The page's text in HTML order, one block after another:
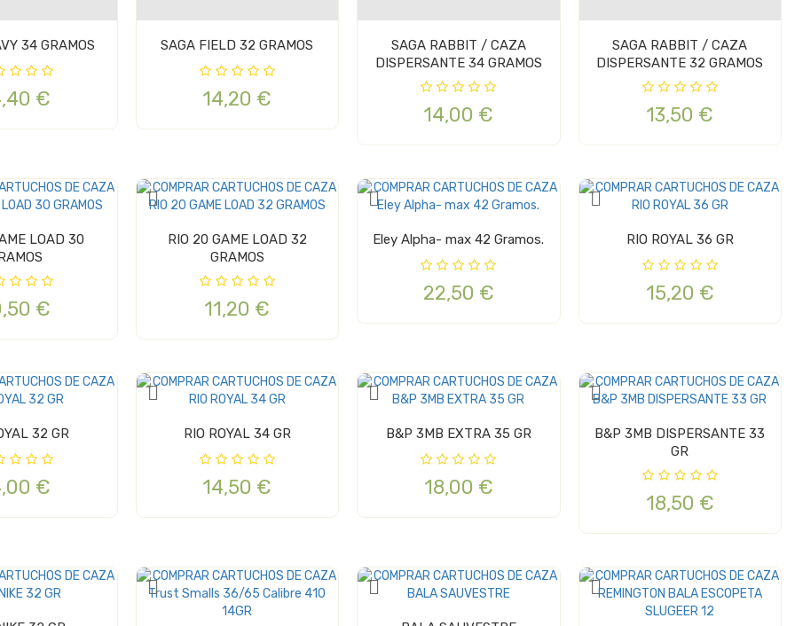
34 GRAMOS
€
SAGA FIELD 32 GRAMOS
14,20 €
SAGA RABBIT / CAZA
DISPERSANTE 34 GRAMOS
14,00 €
SAGA RABBIT / CAZA
DISPERSANTE 32 GRAMOS
13,50 €
LOAD 30
€
RIO 20 GAME LOAD 32
GRAMOS
11,20 €
Eley Alpha- max 42 Gramos.
22,50 €
RIO ROYAL 36 GR
15,20 €
32 GR
€
RIO ROYAL 34 GR
14,50 €
B&P 3MB EXTRA 35 GR
18,00 €
B&P 3MB DISPERSANTE 33
GR
18,50 €